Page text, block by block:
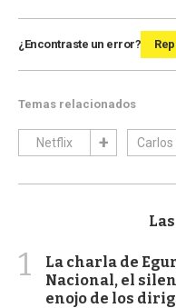
¿Encontraste un error?
Temas relacionados
Netflix
1
La charla de
Nacional, el
enojo de los